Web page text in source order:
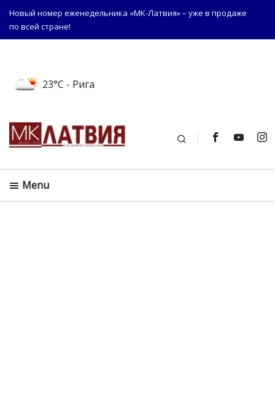
Новый номер еженедельника «МК-Латвия» – уже в продаже
по всей стране!
23°C - Рига
Поиск
Menu